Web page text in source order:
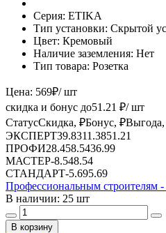
Серия: ETIKA
Тип установки: Скрытой
Цвет: Кремовый
Наличие заземления: Нет
Тип товара: Розетка
Цена: 569₽/ шт
скидка и бонус до51.21 ₽/ шт
СтатусСкидка, ₽Бонус, ₽
ЭКСПЕРТ39.8311.3851.21
ПРОФИ28.458.5436.99
МАСТЕР-8.548.54
СТАНДАРТ-5.695.69
Профессиональным строителям -
В наличии: 25 шт
В корзину